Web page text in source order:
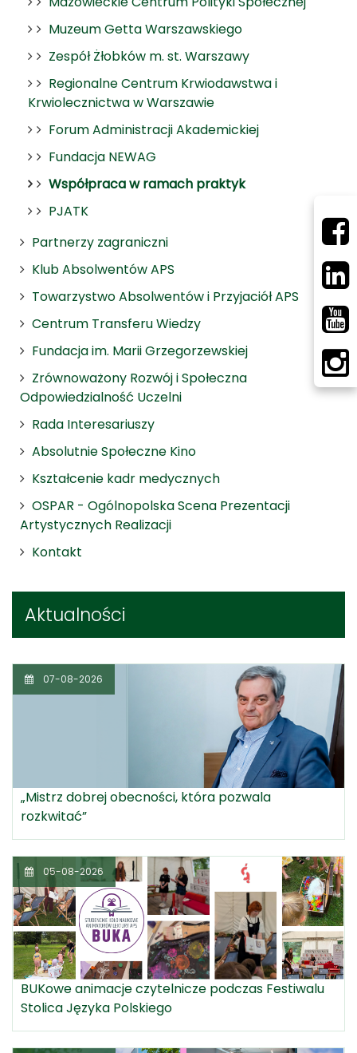
Muzeum Getta Warszawskiego
Zespół Żłobków m. st. Warszawy
Regionalne Centrum Krwiodawstwa i
Krwiolecznictwa w Warszawie
Forum Administracji Akademickiej
Fundacja NEWAG
Współpraca w ramach praktyk
PJATK
Partnerzy zagraniczni
Klub Absolwentów APS
Towarzystwo Absolwentów i Przyjaciół APS
Centrum Transferu Wiedzy
Fundacja im. Marii Grzegorzewskiej
Zrównoważony Rozwój i Społeczna
Odpowiedzialność Uczelni
Rada Interesariuszy
Absolutnie Społeczne Kino
Kształcenie kadr medycznych
OSPAR - Ogólnopolska Scena Prezentacji
Artystycznych Realizacji
Kontakt
Aktualności
07-08-2026
„Mistrz dobrej obecności, która pozwala
rozkwitać”
05-08-2026
BUKowe animacje czytelnicze podczas Festiwalu
Stolica Języka Polskiego